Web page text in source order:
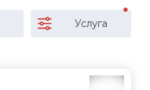
Услуга